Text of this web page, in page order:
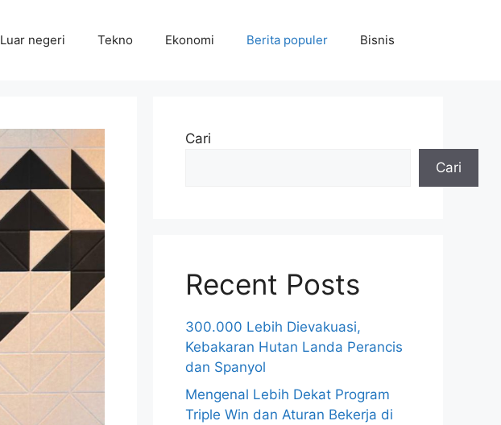
Luar negeri Tekno Ekonomi Berita populer Bisnis
Cari
Cari
Recent Posts
300.000 Lebih Dievakuasi,
Kebakaran Hutan Landa Perancis
dan Spanyol
Mengenal Lebih Dekat Program
Triple Win dan Aturan Bekerja di